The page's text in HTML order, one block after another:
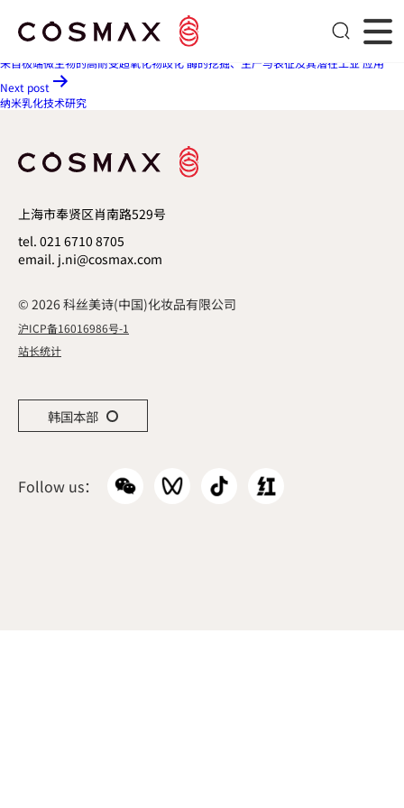
文章导航
来自极端微生物的高耐受超氧化物歧化 酶的挖掘、生产与表征及其潜在工业 应用
Next post
纳米乳化技术研究
上海市奉贤区肖南路529号
tel. 021 6710 8705
email. j.ni@cosmax.com
© 2026 科丝美诗(中国)化妆品有限公司
沪ICP备16016986号-1
站长统计
Follow us：